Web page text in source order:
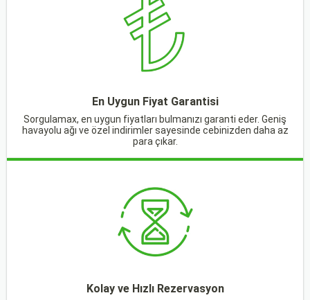
En Uygun Fiyat Garantisi
Sorgulamax, en uygun fiyatları bulmanızı garanti eder. Geniş
havayolu ağı ve özel indirimler sayesinde cebinizden daha az
para çıkar.
Kolay ve Hızlı Rezervasyon